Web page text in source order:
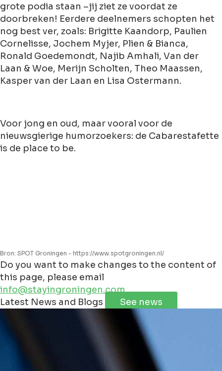
grote podia staan –jij ziet ze voordat ze
doorbreken! Eerdere deelnemers schopten het
nog best ver, zoals: Brigitte Kaandorp, Paulien
Cornelisse, Jochem Myjer, Plien & Bianca,
Ronald Goedemondt, Najib Amhali, Van der
Laan & Woe, Merijn Scholten, Theo Maassen,
Kasper van der Laan en Lisa Ostermann.
Voor jong en oud, maar vooral voor de
nieuwsgierige humorzoekers: de Cabarestafette
is de place to be.
Bron: SPOT Groningen - https://www.spotgroningen.nl/
Do you want to make changes to the content of
this page, please email
info@stayingroningen.com
+
Leaflet | ©JawgMaps©OpenStreetMap
Latest News and Blogs See news